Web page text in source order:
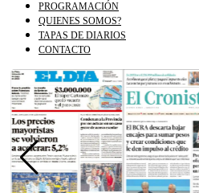
PROGRAMACIÓN
QUIENES SOMOS?
TAPAS DE DIARIOS
CONTACTO